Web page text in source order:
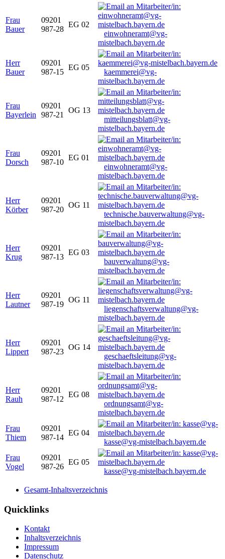
Frau
Bauer
09201
987-28
EG 02
einwohneramt@vg-
mistelbach.bayern.de
Herr
Bauer
09201
987-15
EG 05
kaemmerei@vg-
mistelbach.bayern.de
Frau
Bayerlein
09201
987-21
OG 13
mitteilungsblatt@vg-
mistelbach.bayern.de
Frau
Dorsch
09201
987-10
EG 01
einwohneramt@vg-
mistelbach.bayern.de
Herr
Körber
09201
987-20
OG 11
technische.bauverwaltung@vg-
mistelbach.bayern.de
Herr
Krug
09201
987-13
EG 03
bauverwaltung@vg-
mistelbach.bayern.de
Herr
Lautner
09201
987-19
OG 11
liegenschaftsverwaltung@vg-
mistelbach.bayern.de
Herr
Lippert
09201
987-23
OG 14
geschaeftsleitung@vg-
mistelbach.bayern.de
Herr
Rauh
09201
987-12
EG 08
ordnungsamt@vg-
mistelbach.bayern.de
Frau
Thiem
09201
987-14
EG 04
kasse@vg-mistelbach.bayern.de
Frau
Vogel
09201
987-26
EG 05
kasse@vg-mistelbach.bayern.de
Gesamt-Inhaltsverzeichnis
Quicklinks
Kontakt
Inhaltsverzeichnis
Impressum
Datenschutz